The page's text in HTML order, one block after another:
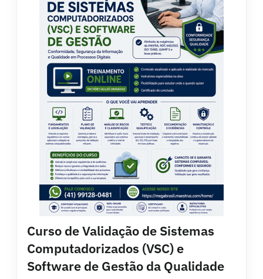
Curso de Validação de Sistemas
Computadorizados (VSC) e
Software de Gestão da Qualidade